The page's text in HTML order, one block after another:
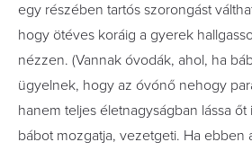
egy részében tartós szorongást
hogy ötéves koráig a gyerek
nézzen. (Vannak óvodák, ahol, ha
ügyelnek, hogy az óvónő nehogy
hanem teljes életnagyságban lássa őt
bábot mozgatja, vezetgeti. Ha ebben